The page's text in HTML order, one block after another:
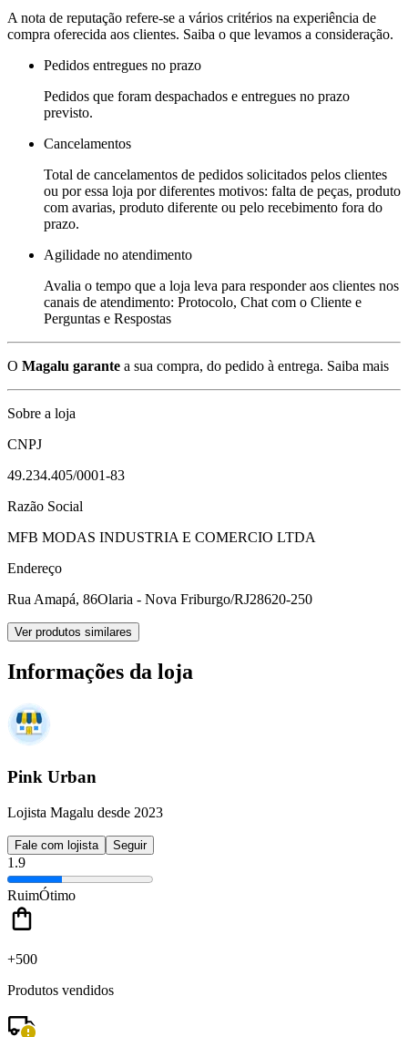
A nota de reputação refere-se a vários critérios na experiência de
compra oferecida aos clientes. Saiba o que levamos a consideração.
Pedidos entregues no prazo
Pedidos que foram despachados e entregues no prazo
previsto.
Cancelamentos
Total de cancelamentos de pedidos solicitados pelos clientes
ou por essa loja por diferentes motivos: falta de peças, produto
com avarias, produto diferente ou pelo recebimento fora do
prazo.
Agilidade no atendimento
Avalia o tempo que a loja leva para responder aos clientes nos
canais de atendimento: Protocolo, Chat com o Cliente e
Perguntas e Respostas
O Magalu garante a sua compra, do pedido à entrega. Saiba mais
Sobre a loja
CNPJ
49.234.405/0001-83
Razão Social
MFB MODAS INDUSTRIA E COMERCIO LTDA
Endereço
Rua Amapá, 86Olaria - Nova Friburgo/RJ28620-250
Ver produtos similares
Informações da loja
Pink Urban
Lojista Magalu desde 2023
Fale com lojista Seguir
1.9
RuimÓtimo
+500
Produtos vendidos